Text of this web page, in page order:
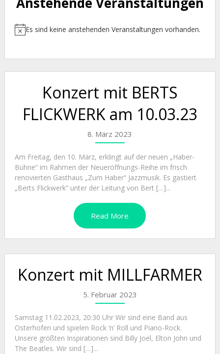
HinweisEs sind keine anstehenden Veranstaltungen vorhanden.
Konzert mit BERTS
FLICKWERK am 10.03.23
8. März 2023
Am Freitag, den 10. März, erklingt auf der neuen „Haber-
Bühne“ im Rahmen der Neueröffnungs-Reihe im frisch
renovierten Gasthaus „Zum Haber“ Jazzmusik. Es gastiert
„Berts Flickwerk“ unter der Leitung von Bert […]...
Read More
Konzert mit MILLFARMER
5. Februar 2023
Samstag 11.02.2023, 20:30 Uhr Wir sind eine Band aus
Osterhofen und spielen Rock ‘n’ Roll und Piano-Rock.
Unsere größten Inspirationen sind Billy Joel, Elton John und
The Beatles. Wir sind […]...